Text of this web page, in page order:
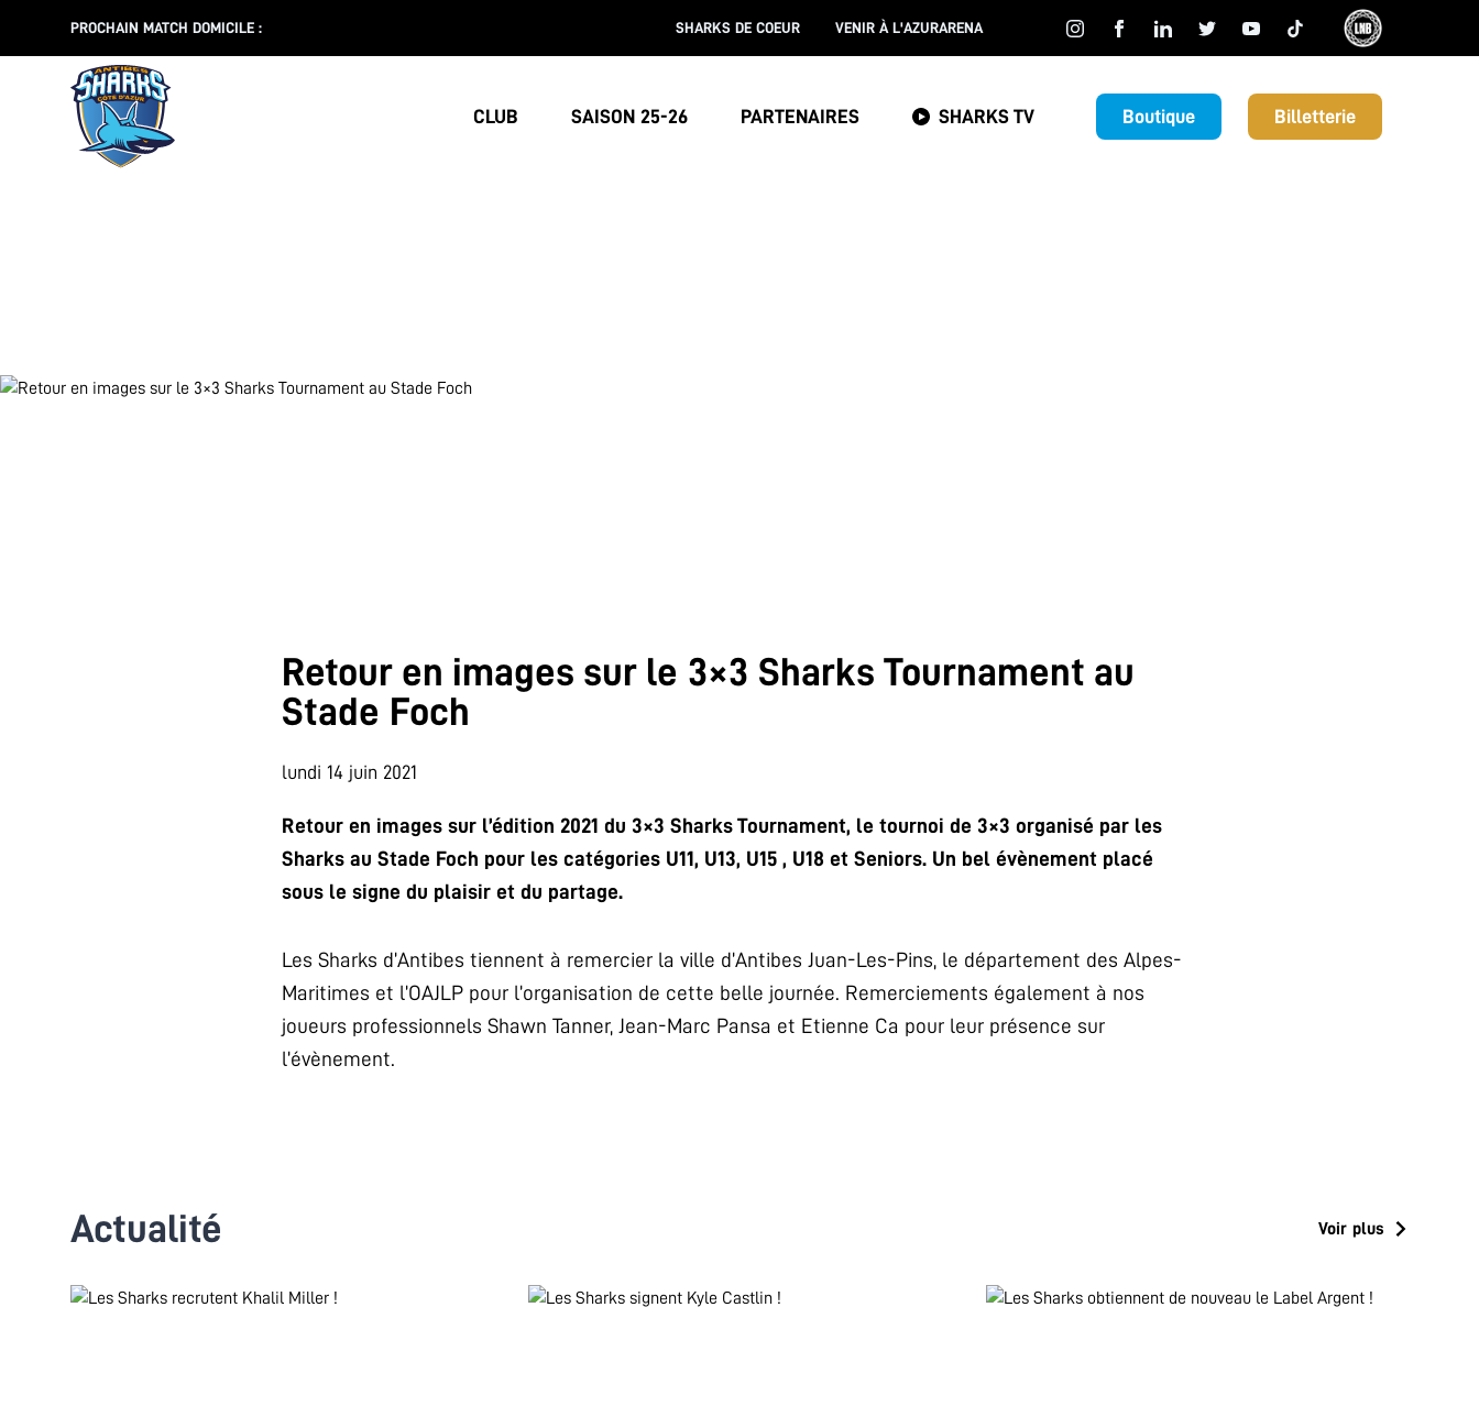
PROCHAIN MATCH DOMICILE : SHARKS DE COEUR VENIR À L'AZURARENA
CLUB SAISON 25-26 PARTENAIRES SHARKS TV Boutique Billetterie
Retour en images sur le 3×3 Sharks Tournament au
Stade Foch
lundi 14 juin 2021
Retour en images sur l’édition 2021 du 3×3 Sharks Tournament, le tournoi de 3×3 organisé par les
Sharks au Stade Foch pour les catégories U11, U13, U15 , U18 et Seniors. Un bel évènement placé
sous le signe du plaisir et du partage.
Les Sharks d’Antibes tiennent à remercier la ville d’Antibes Juan-Les-Pins, le département des Alpes-
Maritimes et l’OAJLP pour l’organisation de cette belle journée. Remerciements également à nos
joueurs professionnels Shawn Tanner, Jean-Marc Pansa et Etienne Ca pour leur présence sur
l’évènement.
Actualité Voir plus